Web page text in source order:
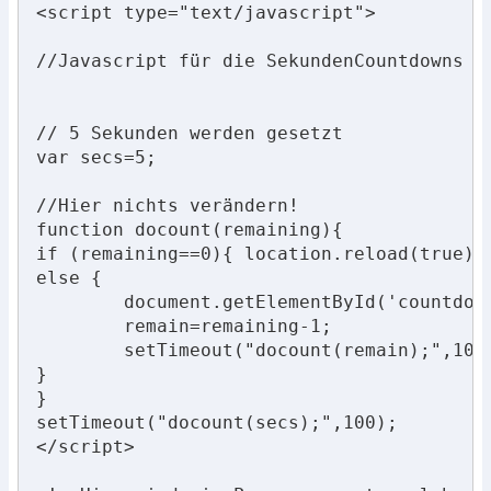
<script type="text/javascript">
//Javascript für die SekundenCountdowns
// 5 Sekunden werden gesetzt
var secs=5;
//Hier nichts verändern!
function docount(remaining){
if (remaining==0){
else {
}
}
setTimeout("docount(secs);",100);
</script>